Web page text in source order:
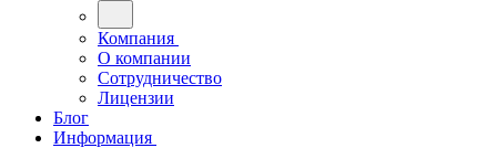
Компания
О компании
Сотрудничество
Лицензии
Блог
Информация